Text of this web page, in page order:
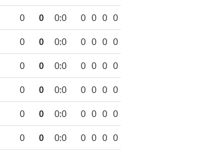
0 0 0:0 0 0 0 0
0 0 0:0 0 0 0 0
0 0 0:0 0 0 0 0
0 0 0:0 0 0 0 0
0 0 0:0 0 0 0 0
0 0 0:0 0 0 0 0